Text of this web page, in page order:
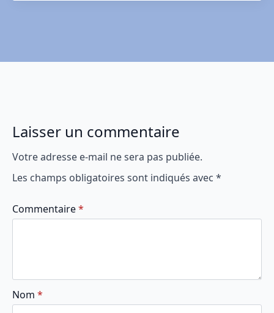
Laisser un commentaire
Votre adresse e-mail ne sera pas publiée.
Les champs obligatoires sont indiqués avec *
Commentaire*
Nom *